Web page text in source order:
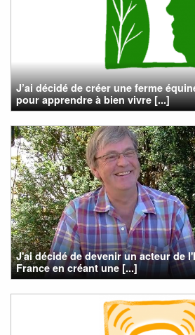
J’ai décidé de créer une ferme
pour apprendre à bien vivre [...]
J'ai décidé de devenir un acteur de
France en créant une [...]